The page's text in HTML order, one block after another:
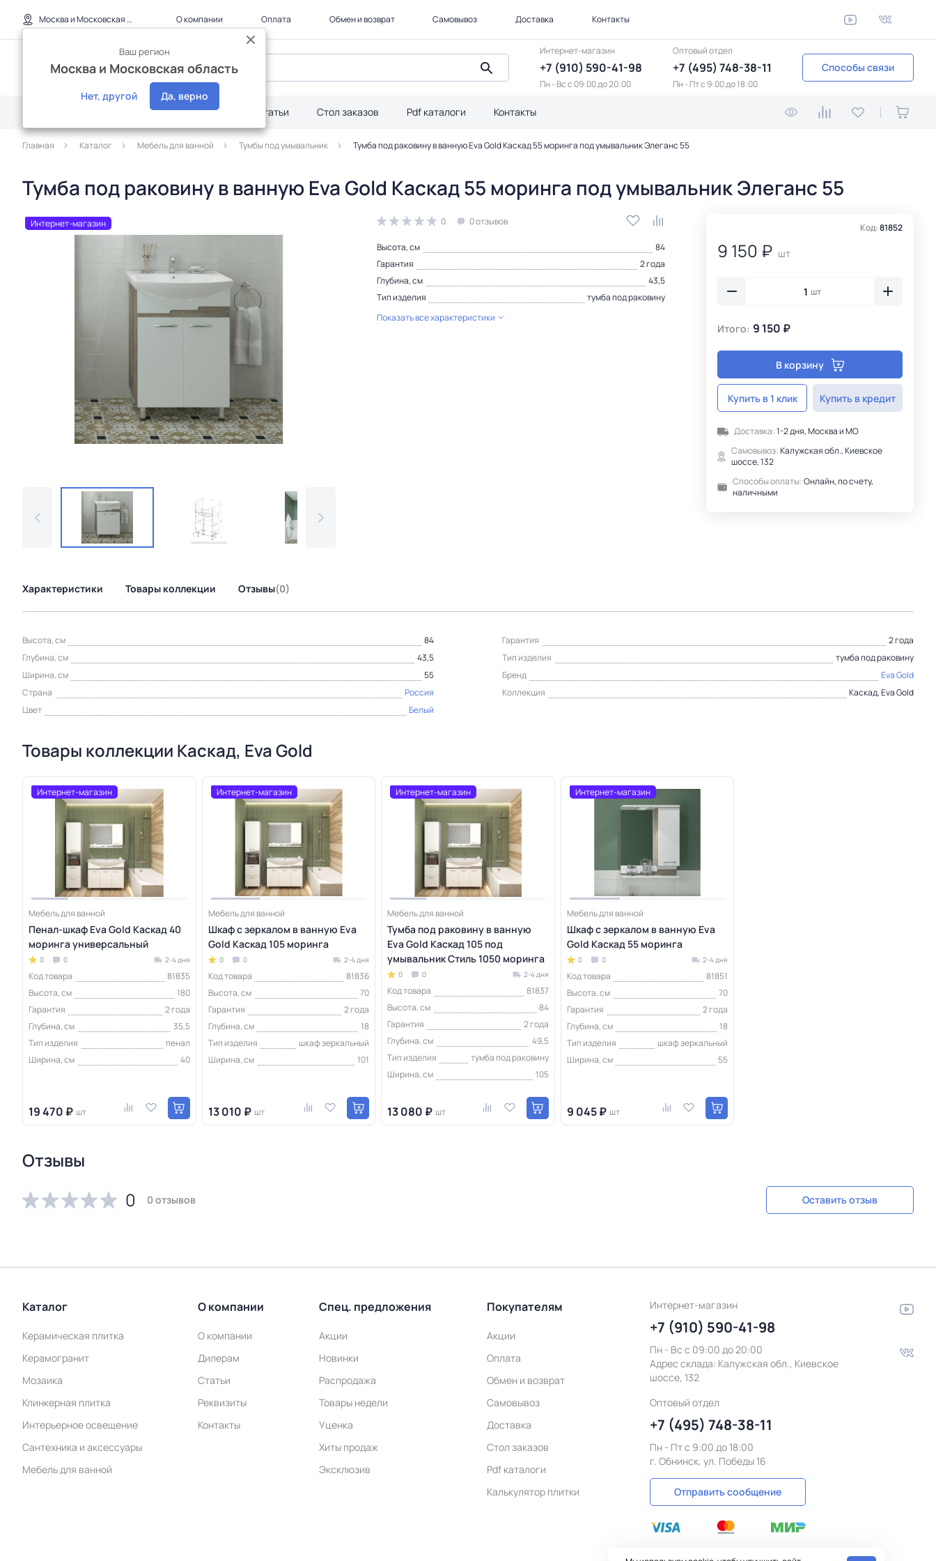
Москва и Московская область
Ваш регион
Москва и Московская область
Нет, другой Да, верно
О компании Оплата Обмен и возврат Самовывоз Доставка Контакты
Интернет-магазин
+7 (910) 590-41-98
Пн - Вс с 09:00 до 20:00
Оптовый отдел
+7 (495) 748-38-11
Пн - Пт c 9:00 до 18:00
Способы связи
Дилерам Акции Статьи Стол заказов Pdf каталоги Контакты
Главная Каталог Мебель для ванной Тумбы под умывальник Тумба под раковину в ванную Eva Gold Каскад 55 моринга под умывальник Элеганс 55
Тумба под раковину в ванную Eva Gold Каскад 55 моринга под умывальник Элеганс 55
Интернет-магазин 0 0 отзывов
Высота, см
84
Гарантия
2 года
Глубина, см
43,5
Тип изделия
тумба под раковину
Показать все характеристики
Код:81852
9 150 ₽ шт
шт
Итого: 9 150 ₽
В корзину
Купить в 1 клик Купить в кредит
Доставка:1-2 дня, Москва и МО
Самовывоз:Калужская обл., Киевское
шоссе, 132
Способы оплаты:Онлайн, по счету,
наличными
Характеристики Товары коллекции Отзывы(0)
Высота, см 84 Гарантия
2 года
Глубина, см
43,5 Тип изделия
тумба под раковину
Ширина, см
55 Бренд
Eva Gold
Страна
Россия Коллекция
Каскад, Eva Gold
Цвет
Белый
Товары коллекции Каскад, Eva Gold
Интернет-магазин
Мебель для ванной
Пенал-шкаф Eva Gold Каскад 40
моринга универсальный
0 0 2-4 дня
Код товара
81835
Высота, см
180
Гарантия
2 года
Глубина, см
35,5
Тип изделия
пенал
Ширина, см
40
19 470 ₽ шт
Интернет-магазин
Мебель для ванной
Шкаф с зеркалом в ванную Eva
Gold Каскад 105 моринга
0 0 2-4 дня
Код товара
81836
Высота, см
70
Гарантия
2 года
Глубина, см
18
Тип изделия
шкаф зеркальный
Ширина, см
101
13 010 ₽ шт
Интернет-магазин
Мебель для ванной
Тумба под раковину в ванную
Eva Gold Каскад 105 под
умывальник Стиль 1050 моринга
0 0 2-4 дня
Код товара
81837
Высота, см
84
Гарантия
2 года
Глубина, см
49,5
Тип изделия
тумба под раковину
Ширина, см
105
13 080 ₽ шт
Интернет-магазин
Мебель для ванной
Шкаф с зеркалом в ванную Eva
Gold Каскад 55 моринга
0 0 2-4 дня
Код товара
81851
Высота, см
70
Гарантия
2 года
Глубина, см
18
Тип изделия
шкаф зеркальный
Ширина, см
55
9 045 ₽ шт
Отзывы
0
0 отзывов Оставить отзыв
Каталог
Керамическая плитка
Керамогранит
Мозаика
Клинкерная плитка
Интерьерное освещение
Сантехника и аксессуары
Мебель для ванной
О компании
О компании
Дилерам
Статьи
Реквизиты
Контакты
Спец. предложения
Акции
Новинки
Распродажа
Товары недели
Уценка
Хиты продаж
Эксклюзив
Покупателям
Акции
Оплата
Обмен и возврат
Самовывоз
Доставка
Стол заказов
Pdf каталоги
Калькулятор плитки
Интернет-магазин
+7 (910) 590-41-98
Пн - Вс с 09:00 до 20:00
Адрес склада: Калужская обл., Киевское
шоссе, 132
Оптовый отдел
+7 (495) 748-38-11
Пн - Пт c 9:00 до 18:00
г. Обнинск, ул. Победы 16
Отправить сообщение